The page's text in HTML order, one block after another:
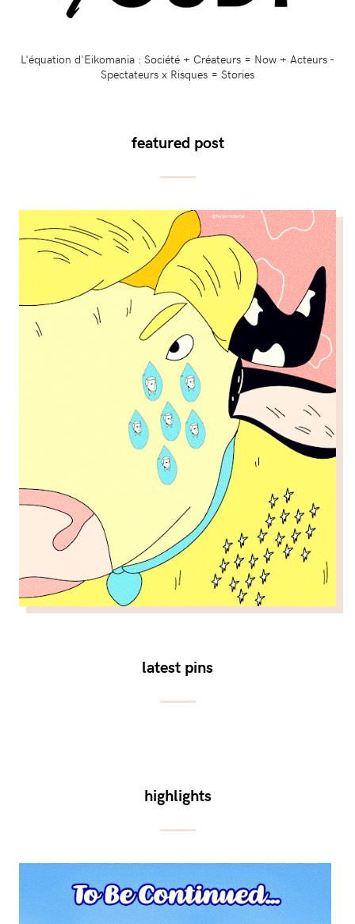
L'équation d'Eikomania : Société + Créateurs = Now + Acteurs -
Spectateurs x Risques = Stories
featured post
latest pins
highlights